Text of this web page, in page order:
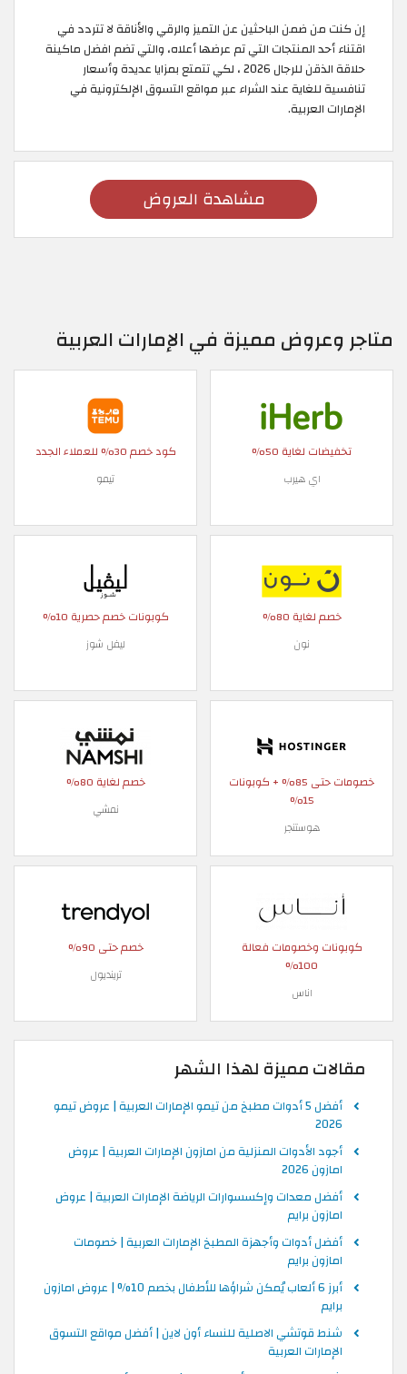
إن كنت من ضمن الباحثين عن التميز والرقي والأناقة لا تتردد في
اقتناء أحد المنتجات التي تم عرضها أعلاه، والتي تضم افضل ماكينة
حلاقة الذقن للرجال 2026 ، لكي تتمتع بمزايا عديدة وأسعار
تنافسية للغاية عند الشراء عبر مواقع التسوق الإلكترونية في
الإمارات العربية.
مشاهدة العروض
متاجر وعروض مميزة في الإمارات العربية
تخفيضات لغاية 50%
اي هيرب
كود خصم 30% للعملاء الجدد
تيمو
خصم لغاية 80%
نون
كوبونات خصم حصرية 10%
ليفل شوز
خصومات حتى 85% + كوبونات
15%
هوستنجر
خصم لغاية 80%
نمشي
كوبونات وخصومات فعالة
100%
اناس
خصم حتى 90%
ترينديول
مقالات مميزة لهذا الشهر
أفضل 5 أدوات مطبخ من تيمو الإمارات العربية | عروض تيمو
2026
أجود الأدوات المنزلية من امازون الإمارات العربية | عروض
امازون 2026
أفضل معدات وإكسسوارات الرياضة الإمارات العربية | عروض
امازون برايم
أفضل أدوات وأجهزة المطبخ الإمارات العربية | خصومات
امازون برايم
أبرز 6 ألعاب يُمكن شراؤها للأطفال بخصم 10% | عروض امازون
برايم
شنط قوتشي الاصلية للنساء أون لاين | أفضل مواقع التسوق
الإمارات العربية